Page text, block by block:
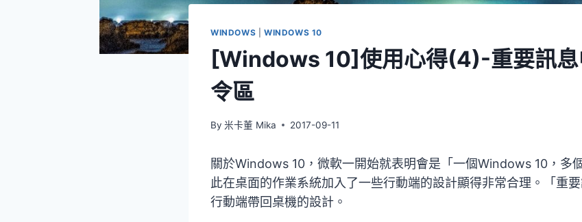
WINDOWS WINDOWS 10
[Windows 10]使用心得(4)-重要訊息
令區
By 米卡董 Mika 2017-09-11
關於Windows 10，微軟一開始就表明會是「一個Windows 10，多
此在桌面的作業系統加入了一些行動端的設計顯得非常合理。「重
行動端帶回桌機的設計。